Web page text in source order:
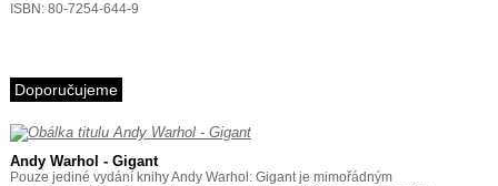
ISBN: 80-7254-644-9
Doporučujeme
Andy Warhol - Gigant
Pouze jediné vydání knihy Andy Warhol: Gigant je mimořádným